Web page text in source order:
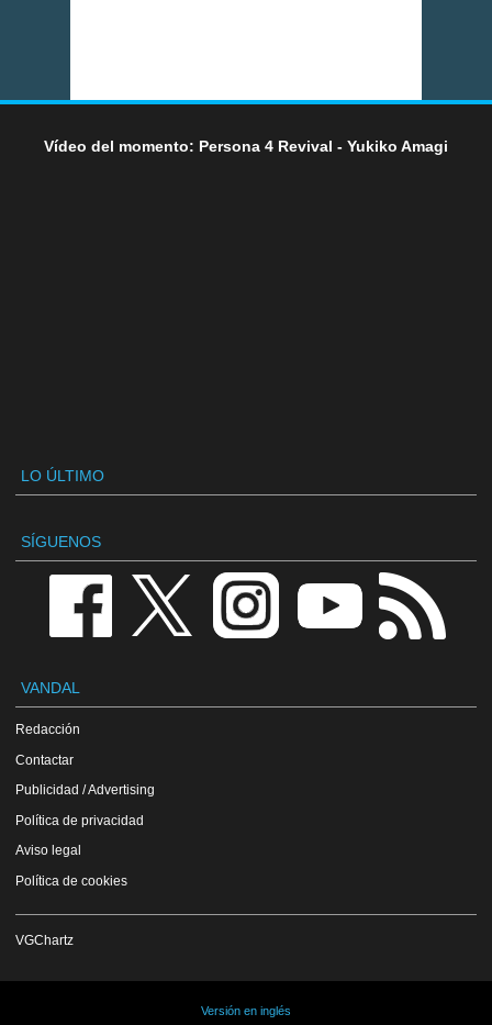
Vídeo del momento: Persona 4 Revival - Yukiko Amagi
LO ÚLTIMO
SÍGUENOS
VANDAL
Redacción
Contactar
Publicidad / Advertising
Política de privacidad
Aviso legal
Política de cookies
VGChartz
Versión en inglés